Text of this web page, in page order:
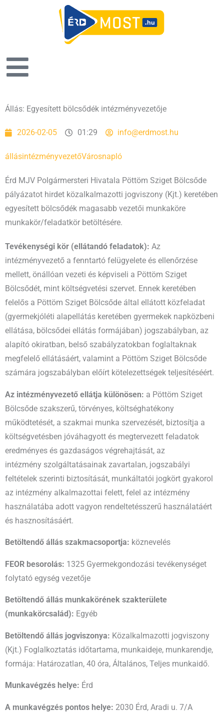
Állás: Egyesített bölcsődék intézményvezetője
2026-02-05 01:29 info@erdmost.hu
állásintézményvezetőVárosnapló
Érd MJV Polgármersteri Hivatala Pöttöm Sziget Bölcsőde
pályázatot hirdet közalkalmazotti jogviszony (Kjt.) keretében
egyesített bölcsődék magasabb vezetői munkaköre
munkakör/feladatkör betöltésére.
Tevékenységi kör (ellátandó feladatok): Az
intézményvezető a fenntartó felügyelete és ellenőrzése
mellett, önállóan vezeti és képviseli a Pöttöm Sziget
Bölcsődét, mint költségvetési szervet. Ennek keretében
felelős a Pöttöm Sziget Bölcsőde által ellátott közfeladat
(gyermekjóléti alapellátás keretében gyermekek napközbeni
ellátása, bölcsődei ellátás formájában) jogszabályban, az
alapító okiratban, belső szabályzatokban foglaltaknak
megfelelő ellátásáért, valamint a Pöttöm Sziget Bölcsőde
számára jogszabályban előírt kötelezettségek teljesítéséért.
Az intézményvezető ellátja különösen: a Pöttöm Sziget
Bölcsőde szakszerű, törvényes, költséghatékony
működtetését, a szakmai munka szervezését, biztosítja a
költségvetésben jóváhagyott és megtervezett feladatok
eredményes és gazdaságos végrehajtását, az
intézmény szolgáltatásainak zavartalan, jogszabályi
feltételek szerinti biztosítását, munkáltatói jogkört gyakorol
az intézmény alkalmazottai felett, felel az intézmény
használatába adott vagyon rendeltetésszerű használatáért
és hasznosításáért.
Betöltendő állás szakmacsoportja: köznevelés
FEOR besorolás: 1325 Gyermekgondozási tevékenységet
folytató egység vezetője
Betöltendő állás munkakörének szakterülete
(munkakörcsalád): Egyéb
Betöltendő állás jogviszonya: Közalkalmazotti jogviszony
(Kjt.) Foglalkoztatás időtartama, munkaideje, munkarendje,
formája: Határozatlan, 40 óra, Általános, Teljes munkaidő.
Munkavégzés helye: Érd
A munkavégzés pontos helye: 2030 Érd, Aradi u. 7/A